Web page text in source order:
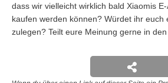
dass wir vielleicht wirklich bald Xiaomis
kaufen werden können? Würdet ihr euch
zulegen? Teilt eure Meinung gerne in den